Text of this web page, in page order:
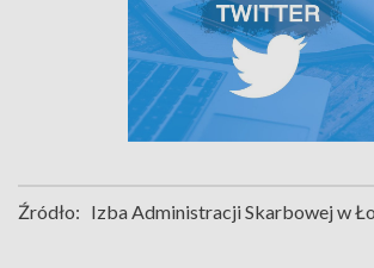
Źródło: Izba Administracji Skarbowej w